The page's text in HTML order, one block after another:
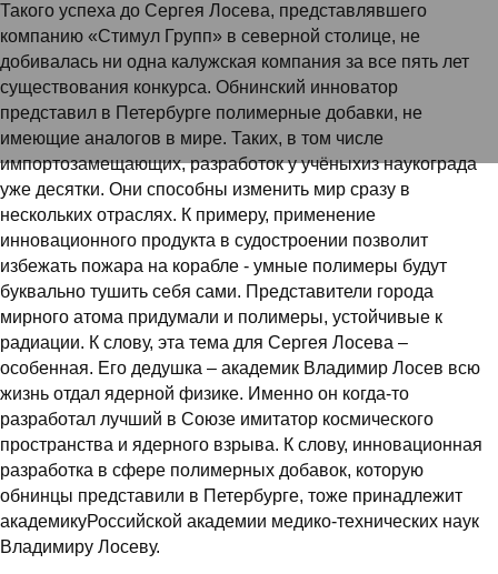
20 МАРТА 2018
Обнинские инноваторы
стали победителями
федерального конкурса,
который проводит
Российская венчурная
Такого успеха до Сергея Лосева, представлявшего
компанию «Стимул Групп» в северной столице, не
добивалась ни одна калужская компания за все пять лет
существования конкурса. Обнинский инноватор
представил в Петербурге полимерные добавки, не
имеющие аналогов в мире. Таких, в том числе
импортозамещающих, разработок у учёныхиз наукограда
уже десятки. Они способны изменить мир сразу в
нескольких отраслях. К примеру, применение
инновационного продукта в судостроении позволит
избежать пожара на корабле - умные полимеры будут
буквально тушить себя сами. Представители города
мирного атома придумали и полимеры, устойчивые к
радиации. К слову, эта тема для Сергея Лосева –
особенная. Его дедушка – академик Владимир Лосев всю
жизнь отдал ядерной физике. Именно он когда-то
разработал лучший в Союзе имитатор космического
пространства и ядерного взрыва. К слову, инновационная
разработка в сфере полимерных добавок, которую
обнинцы представили в Петербурге, тоже принадлежит
академикуРоссийской академии медико-технических наук
Владимиру Лосеву.